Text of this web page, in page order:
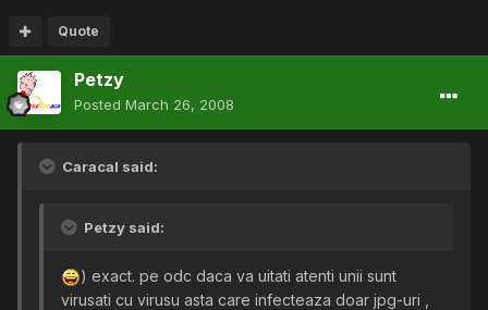
Quote
Petzy
Posted March 26, 2008
Caracal said:
Petzy said:
) exact. pe odc daca va uitati atenti unii sunt
virusati cu virusu asta care infecteaza doar jpg-uri ,